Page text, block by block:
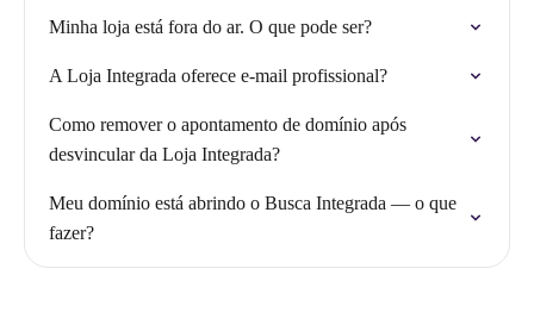
Minha loja está fora do ar. O que pode ser?
A Loja Integrada oferece e-mail profissional?
Como remover o apontamento de domínio após
desvincular da Loja Integrada?
Meu domínio está abrindo o Busca Integrada — o que
fazer?